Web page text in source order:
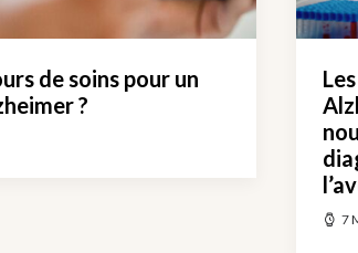
de soins pour un
?
7